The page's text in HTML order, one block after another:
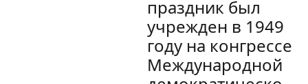
праздник был
учрежден в 1949
году на конгрессе
Международной